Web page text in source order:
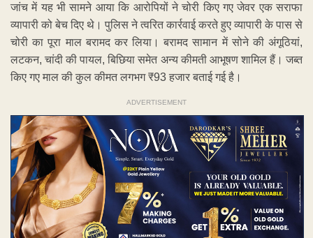
जांच में यह भी सामने आया कि आरोपियों ने चोरी किए गए जेवर एक सराफा
व्यापारी को बेच दिए थे। पुलिस ने त्वरित कार्रवाई करते हुए व्यापारी के पास से
चोरी का पूरा माल बरामद कर लिया। बरामद सामान में सोने की अंगूठियां,
लटकन, चांदी की पायल, बिछिया समेत अन्य कीमती आभूषण शामिल हैं। जब्त
किए गए माल की कुल कीमत लगभग ₹93 हजार बताई गई है।
ADVERTISEMENT